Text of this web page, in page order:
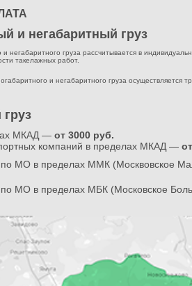
и негабаритный груз
и негабаритного груза рассчитывается в
такелажных работ.
и негабаритного груза
МКАД — от 3000 руб.
компаний в пределах МКАД —
по МО в пределах ММК (Москвовское
по МО в пределах МБК (Московское